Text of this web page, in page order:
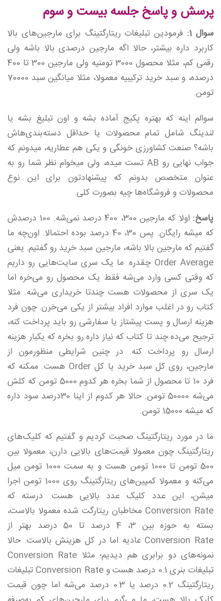
پرسش و پاسخ جلسه بیست و سوم
سوال 1:
فرمودین تبلیغات ریتارگتینگ برای مارجین‌های بالا
کاربرد داره بیشتر، حالا اگه مارجین درصدی بالا باشه ولی
رقمی کم، مثلا محصول 3000 تومنیه ولی مارجین 300 تا 400
درصده، و سبد خرید ترکیبیه معمولا، مثلا میانگین سبد 70000
تومن.
سوالم اینه که بهتره پکیج آماده بشه و اون تبلیغ بشه یا
لندینگ شامل تمام محصولات یا حداقل دسته‌بندی‌هاش
باشه؟ صنعت کشاورزی خونگی و یکی هم عطاریه، میدونم که
جواب نهایی رو AB تست میده، ولی میخوام نظر شما رو به
عنوان متخصص بدونم که پیشنهادتون برای این نوع
محصولات و فروشگاه‌ها چیه بصورت کلی.
پاسخ:
اولا که مارجین 300، 400 درصد نمی‌شه. 100 درصدش
که میشه رایگان. پس 30، 40 درصد بوده احتمالا. اون‌چه ما
گفتیم که مارجین بالا باشه، مارجین سبد خرید رو گفتیم. یعنی
Order Average چقدره. ما یک سری سایت‌هایی رو داریم
که وقتی کسی وارد می‌شه فقط یک محصول رو می‌خره اما
یک سری از محصولات هست چندتا خریداری می‌شه. مثلا
کتاب رو در اغلب موارد افراد بیشتر از یکی می‌خرن. چون فرد
هزینه ارسال و پست پیشتاز یا سفارشی رو باید پرداخت کنه،
ترجیح می‌ده چند تا کتاب که نیاز داره رو بخره که یکبار هزینه
ارسال رو پرداخت کنه. در چنین شرایطی منظورمون از
مارجین، روی کل سبد خرید یا کل Order هست. ممکنه که
فرد 10 تا محصول از شما بخره هر کدوم 5000 تومن که کلش
می‌شه 50000 تومن. حالا هر کدوم از اینا 30درصد سود داره
که میشه 15000 تومن.
ما در مورد ریتارگتینگ صحبت کردیم و گفتیم که کلیک‌های
ریتارگتینگ چون معمولا قیمت‌های بالایی دارن، معمولا بین
500 تومن تا 1000 تومن هست و به سمت 1000 تومن میل
می‌کنه و معمولا کمپین‌های ریتارگتینگ روی 1000 تومن اجرا
میشن، این عدد کلیک عدد بالایی هست. درسته که
Conversion Rate مخاطبان ریتارگت شده معمولا بالاست،
بسته به حوزه بین 3، 4 درصد تا 50 درصد بهتر از
Conversion Rate عادیه اما در کل هزینش بالاست. حالا
نمونه‌های دو برابری هم دیدیم؛ مثلا Conversion Rate
تبلیغات بنری 0.1 درصد هست و Conversion Rate تبلیغات
ریتارگتینگ 0.2 درصد یا 0.3 درصد می‌شه اما چون قیمت